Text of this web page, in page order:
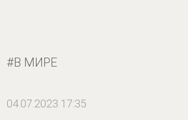
В МИРЕ
04.07.2023 17:35